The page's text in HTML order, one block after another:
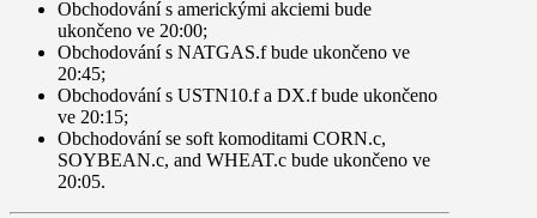
Obchodování s americkými akciemi bude
ukončeno ve 20:00;
Obchodování s NATGAS.fbude ukončeno ve
20:45;
Obchodování s USTN10.fa DX.fbude ukončeno
ve 20:15;
Obchodování se soft komoditami CORN.c,
SOYBEAN.c, and WHEAT.c bude ukončeno ve
20:05.